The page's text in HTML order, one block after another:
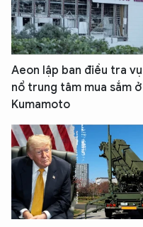
Aeon lập ban điều tra vụ
nổ trung tâm mua sắm ở
Kumamoto
XIN CHÀO,
TÔI LÀ
Hãy hỏi tôi bất